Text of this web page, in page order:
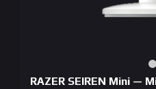
RAZER SEIREN Mini —